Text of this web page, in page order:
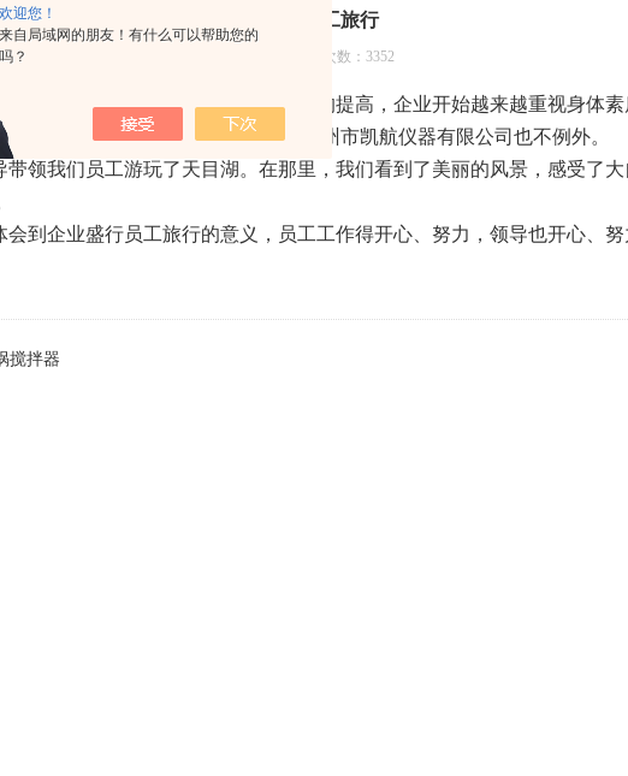
欢迎您！
来自局域网的朋友！有什么可以帮助您的
吗？
劳逸结合的方式—员工旅行
更新日期：2012-09-25 浏览次数：3352
壮大、消费水平与员工待遇等方面的提高，企业开始越来越重视身体素
织员工旅行，而作为中型企业的常州市凯航仪器有限公司也不例外。
我们员工游玩了天目湖。在那里，我们看到了美丽的风景，感受了大
企业盛行员工旅行的意义，员工工作得开心、努力，领导也开心、努
搅拌器